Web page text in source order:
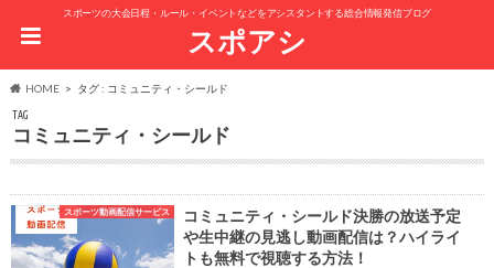
スポーツの大会日程・ルール・イベントなどをアシスタントする総合情報発信ブログ
スポアシ
HOME タグ : コミュニティ・シールド
TAG
コミュニティ・シールド
スポーツ動画配信サービス
コミュニティ・シールド決勝の放送予定
や生中継の見逃し動画配信は？ハイライ
トも無料で視聴する方法！